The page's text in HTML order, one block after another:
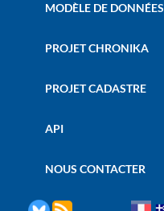
MODÈLE DE DONNÉES
PROJET CHRONIKA
PROJET CADASTRE
API
NOUS CONTACTER